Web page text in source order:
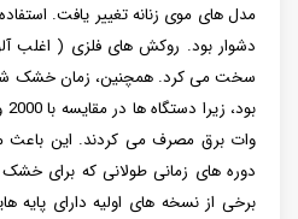
مدل‌ های موی زنانه تغییر یافت.
دشوار بود. روکش ‌های فلزی ( اغلب
سخت می ‌کرد. همچنین، زمان خشک
وات برق مصرف می کردند. این باعث
دوره ‌های زمانی طولانی که برای
برخی از نسخه های اولیه دارای پایه